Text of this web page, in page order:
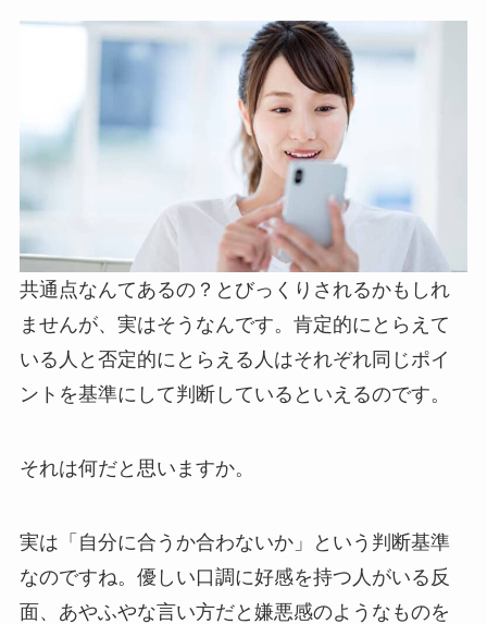
共通点なんてあるの？とびっくりされるかもしれ
ませんが、実はそうなんです。肯定的にとらえて
いる人と否定的にとらえる人はそれぞれ同じポイ
ントを基準にして判断しているといえるのです。
それは何だと思いますか。
実は「自分に合うか合わないか」という判断基準
なのですね。優しい口調に好感を持つ人がいる反
面、あやふやな言い方だと嫌悪感のようなものを